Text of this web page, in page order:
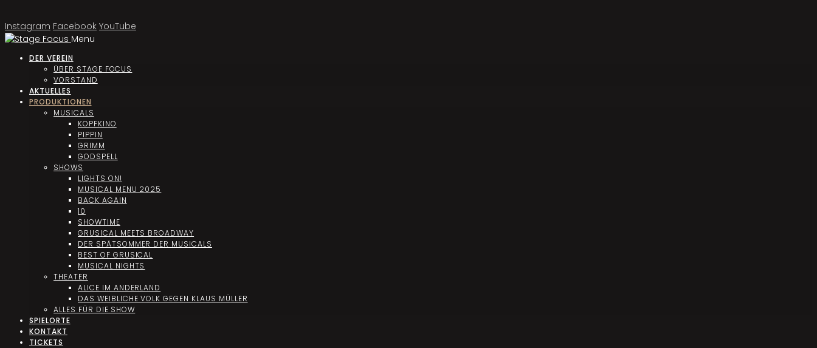
Instagram Facebook YouTube
Menu
DER VEREIN
ÜBER STAGE FOCUS
VORSTAND
AKTUELLES
PRODUKTIONEN
MUSICALS
KOPFKINO
PIPPIN
GRIMM
GODSPELL
SHOWS
LIGHTS ON!
MUSICAL MENU 2025
BACK AGAIN
10
SHOWTIME
GRUSICAL MEETS BROADWAY
DER SPÄTSOMMER DER MUSICALS
BEST OF GRUSICAL
MUSICAL NIGHTS
THEATER
ALICE IM ANDERLAND
DAS WEIBLICHE VOLK GEGEN KLAUS MÜLLER
ALLES FÜR DIE SHOW
SPIELORTE
KONTAKT
TICKETS